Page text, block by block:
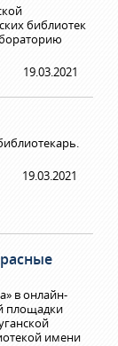
библиотек
19.03.2021
19.03.2021
в онлайн-
площадки
имени